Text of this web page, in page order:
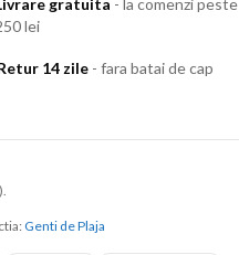
gratuita -la comenzi peste
lei
14 zile - fara batai de cap
Genti de Plaja